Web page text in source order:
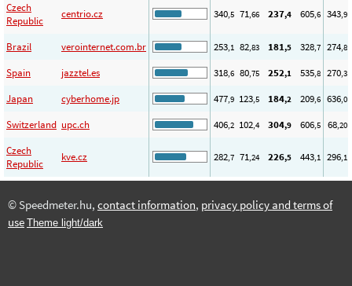
Czech
Republic
centrio.cz 340,5 71,66 237,4 605,6 343,9
Brazil verointernet.com.br 253,1 82,83 181,5 328,7 274,8
Spain jazztel.es 318,6 80,75 252,1 535,8 270,3
Japan cyberhome.jp 477,9 123,5 184,2 209,6 636,0
Switzerland upc.ch 406,2 102,4 304,9 606,5 68,20
Czech
Republic
kve.cz 282,7 71,24 226,5 443,1 296,1
© Speedmeter.hu, contact information, privacy policy and terms of
use Theme light/dark